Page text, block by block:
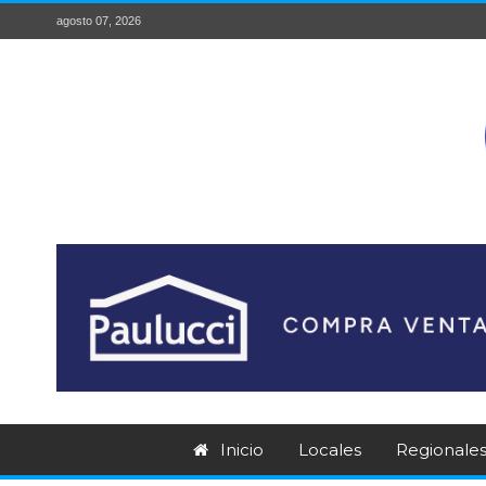
agosto 07, 2026
Inicio Locales Regionales